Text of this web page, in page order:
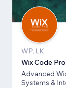
WP, LK
Wix Code Pro
Advanced
Systems &